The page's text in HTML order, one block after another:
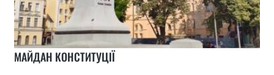
МАЙДАН КОНСТИТУЦІЇ